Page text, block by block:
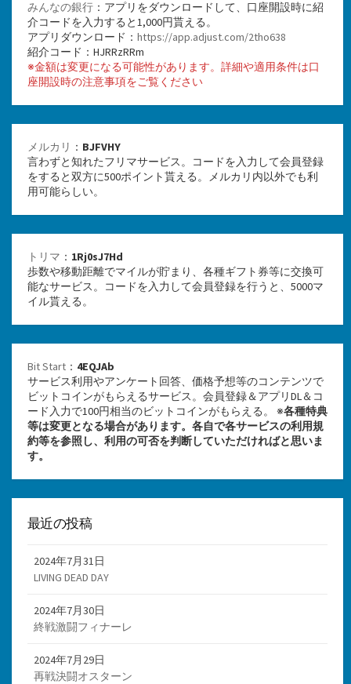
みんなの銀行 ：アプリをダウンロードして、口座開設時に紹
介コードを入力すると1,000円貰える。
アプリダウンロード： https://app.adjust.com/2tho638
紹介コード：HJRRzRRm
※金額は変更になる可能性があります。詳細や適用条件は口
座開設時の注意事項をご覧ください
メルカリ ： BJFVHY
言わずと知れたフリマサービス。コードを入力して会員登録
をすると双方に500ポイント貰える。メルカリ内以外でも利
用可能らしい。
トリマ ： 1Rj0sJ7Hd
歩数や移動距離でマイルが貯まり、各種ギフト券等に交換可
能なサービス。コードを入力して会員登録を行うと、5000マ
イル貰える。
Bit Start ： 4EQJAb
サービス利用やアンケート回答、価格予想等のコンテンツで
ビットコインがもらえるサービス。会員登録＆アプリDL＆コ
ード入力で100円相当のビットコインがもらえる。 ※各種特典
等は変更となる場合があります。各自で各サービスの利用規
約等を参照し、利用の可否を判断していただければと思いま
す。
最近の投稿
2024年7月31日
LIVING DEAD DAY
2024年7月30日
終戦激闘フィナーレ
2024年7月29日
再戦決闘オスターン